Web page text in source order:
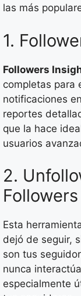
las más
1.
Followers
completas para
notificaciones
reportes
que la hace
usuarios
2.
Followers
Esta
dejó de seguir,
son tus
nunca
especialmente